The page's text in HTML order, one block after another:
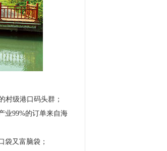
级港口码头群；
业99%的订单来自海
又富脑袋；